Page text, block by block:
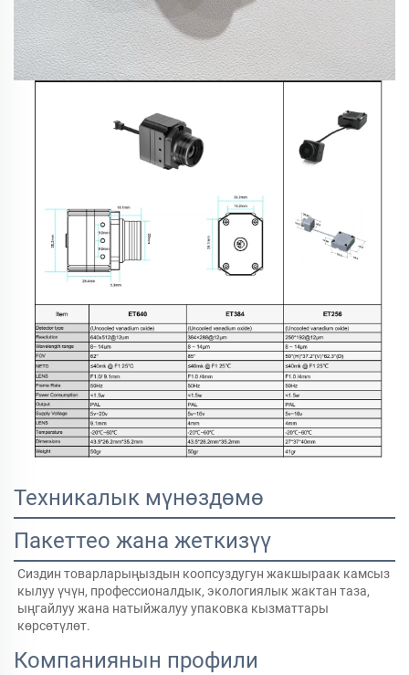
Техникалык мүнөздөмө
Пакеттео жана жеткизүү
Сиздин товарларыңыздын коопсуздугун жакшыраак камсыз
кылуу үчүн, профессионалдык, экологиялык жактан таза,
ыңгайлуу жана натыйжалуу упаковка кызматтары
көрсөтүлөт.
Компаниянын профили